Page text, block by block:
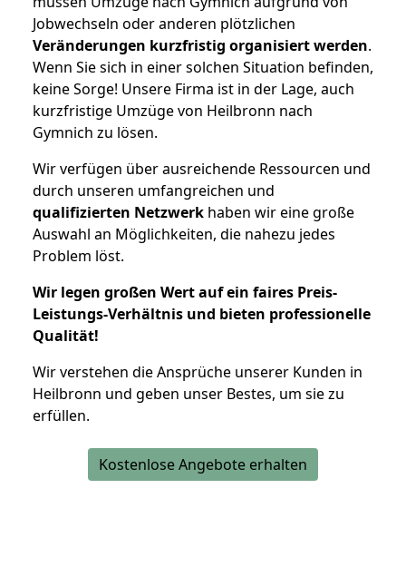
Jobwechseln oder anderen plötzlichen
Veränderungen kurzfristig organisiert werden.
Wenn Sie sich in einer solchen Situation befinden,
keine Sorge! Unsere Firma ist in der Lage, auch
kurzfristige Umzüge von Heilbronn nach
Gymnich zu lösen.
Wir verfügen über ausreichende Ressourcen und
durch unseren umfangreichen und
qualifizierten Netzwerk haben wir eine große
Auswahl an Möglichkeiten, die nahezu jedes
Problem löst.
Wir legen großen Wert auf ein faires Preis-
Leistungs-Verhältnis und bieten professionelle
Qualität!
Wir verstehen die Ansprüche unserer Kunden in
Heilbronn und geben unser Bestes, um sie zu
erfüllen.
Kostenlose Angebote erhalten